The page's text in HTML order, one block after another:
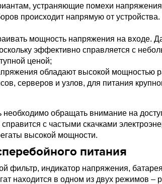
устраняющие помехи
происходит напрямую от
мощность напряжения на входе.
эффективно справляется с
ценой;
обладают высокой мощностью
серверов и узлов, для питания
необходимо обращать внимание на
с частыми скачками
высокой мощности.
питания
фильтр, индикатор напряжения,
находится в одном из двух режимов –